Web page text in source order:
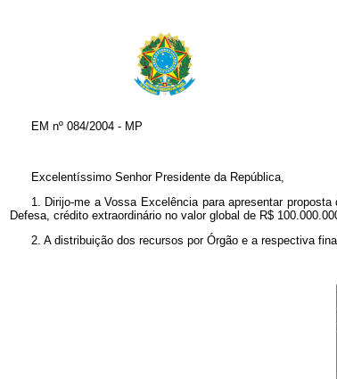
EM nº 084/2004 - MP
Excelentíssimo Senhor Presidente da República,
1. Dirijo-me a Vossa Excelência para apresentar
Defesa, crédito extraordinário no valor global de R$
2. A distribuição dos recursos por Órgão e a respectiva